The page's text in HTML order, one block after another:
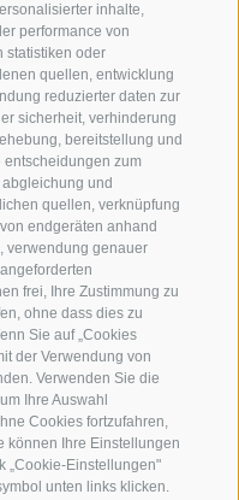
inhalte,
performance von
statistiken oder
quellen, entwicklung
reduzierter daten zur
sicherheit, verhinderung
bereitstellung und
zum
und
quellen, verknüpfung
endgeräten anhand
verwendung genauer
frei, Ihre Zustimmung zu
ohne dass dies zu
Sie auf „Cookies
der Verwendung von
Verwenden Sie die
Ihre Auswahl
Cookies fortzufahren,
können Ihre Einstellungen
„Cookie-Einstellungen"
unten links klicken.
UNS
325